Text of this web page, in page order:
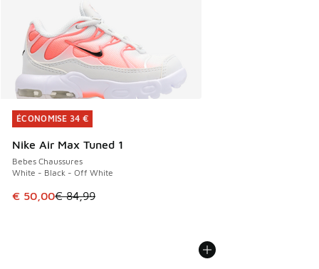
ÉCONOMISE 34 €
Nike Air Max Tuned 1
Bebes Chaussures
White - Black - Off White
Cet article est en promotion. Prix en baisse de € 84,99 à
€ 50,00€ 84,99
ÉCONOMISE 34 €